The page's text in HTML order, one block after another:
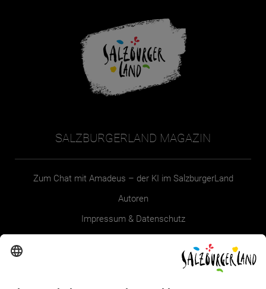
SALZBURGERLAND MAGAZIN
Zum Chat mit Amadeus – der KI im SalzburgerLand
Autoren
Impressum & Datenschutz